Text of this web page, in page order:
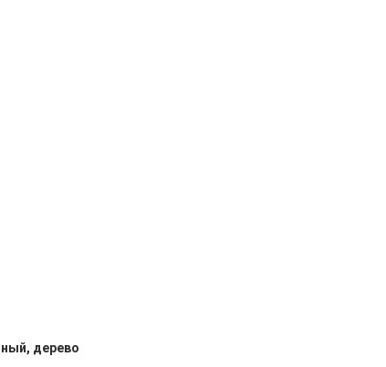
дерево